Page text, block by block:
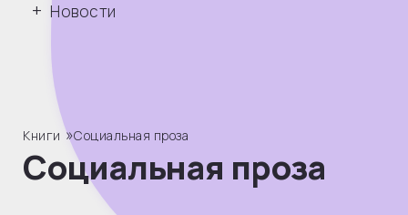
Новости
Книги »Социальная проза
Социальная проза